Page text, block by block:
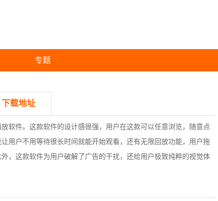
专题
下载地址
件。这款软件的设计感很强，用户在这款可以任意浏览，随意点
用户不用等待很长时间就能开始观看，还有无限回放功能，用户拖
，这款软件为用户破解了广告的干扰，还给用户极致纯粹的视觉体